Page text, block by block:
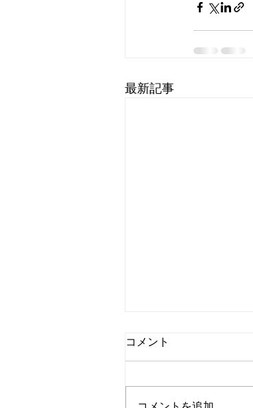
最新記事
コメント